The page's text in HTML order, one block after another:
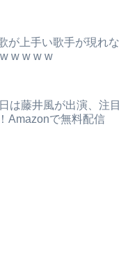
【衝撃】情弱「リボ払いはヤバい。情弱が使うもの」 情強「リボ払いを使いこなすのが情強やで」 ← これ
が上手い歌手が現れな
w w w w
は藤井風が出演、注目
Amazonで無料配信